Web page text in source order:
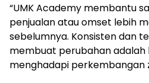
“UMK Academy membantu
penjualan atau omset lebih
sebelumnya. Konsisten dan
membuat perubahan adalah
menghadapi perkembangan